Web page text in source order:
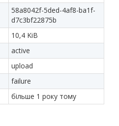
58a8042f-5ded-4af8-ba1f-
d7c3bf22875b
10,4 KiB
active
upload
failure
більше 1 року тому